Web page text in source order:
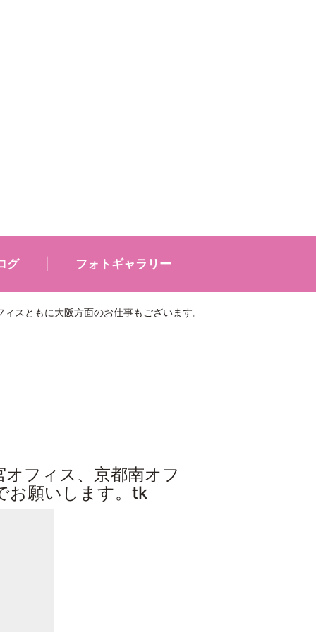
グ フォトギャラリー
スともに大阪方面のお仕事もございます。詳しくはお仕事検索でお
フィス、京都南オフ
お願いします。tk